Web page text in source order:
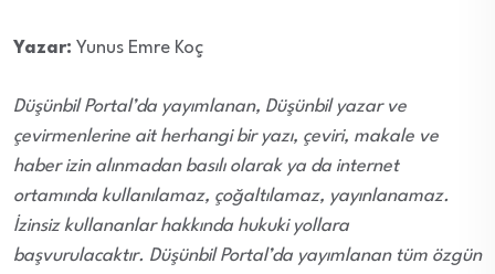
Yazar: Yunus Emre Koç
Düşünbil Portal’da yayımlanan, Düşünbil yazar ve
çevirmenlerine ait herhangi bir yazı, çeviri, makale ve
haber izin alınmadan basılı olarak ya da internet
ortamında kullanılamaz, çoğaltılamaz, yayınlanamaz.
İzinsiz kullananlar hakkında hukuki yollara
başvurulacaktır. Düşünbil Portal’da yayımlanan tüm özgün